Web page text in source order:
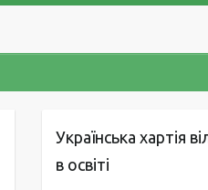
Українська хартія
в освіті